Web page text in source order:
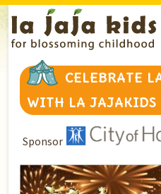
CELEBRATE
WITH LA JAJAKIDS
Sponsor